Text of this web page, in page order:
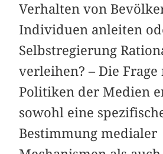
Verhalten von
Individuen anleiten
Selbstregierung
verleihen? – Die Frage
Politiken der Medien
sowohl eine
Bestimmung medialer